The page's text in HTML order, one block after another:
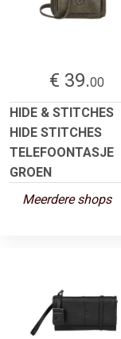
€ 39.00
HIDE & STITCHES
HIDE STITCHES
TELEFOONTASJE
GROEN
Meerdere shops